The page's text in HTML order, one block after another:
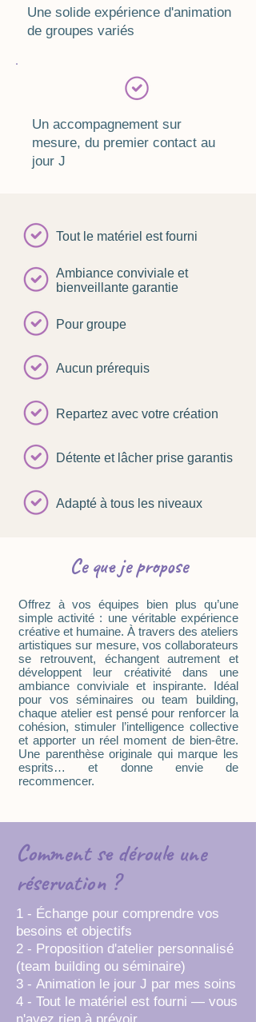
Une solide expérience d'animation
de groupes variés
Un accompagnement sur
mesure, du premier contact au
jour J
Tout le matériel est fourni
Ambiance conviviale et
bienveillante garantie
Pour groupe
Aucun prérequis
Repartez avec votre création
Détente et lâcher prise garantis
Adapté à tous les niveaux
Ce que je propose
Offrez à vos équipes bien plus qu’une
simple activité : une véritable expérience
créative et humaine. À travers des ateliers
artistiques sur mesure, vos collaborateurs
se retrouvent, échangent autrement et
développent leur créativité dans une
ambiance conviviale et inspirante. Idéal
pour vos séminaires ou team building,
chaque atelier est pensé pour renforcer la
cohésion, stimuler l’intelligence collective
et apporter un réel moment de bien-être.
Une parenthèse originale qui marque les
esprits… et donne envie de
recommencer.
Comment se déroule une
réservation ?
1 - Échange pour comprendre vos
besoins et objectifs
2 - Proposition d'atelier personnalisé
(team building ou séminaire)
3 - Animation le jour J par mes soins
4 - Tout le matériel est fourni — vous
n'avez rien à prévoir